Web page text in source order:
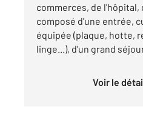
commerces, de l'hôpital,
composé d'une entrée,
équipée (plaque, hotte,
linge...), d'un grand
Voir le